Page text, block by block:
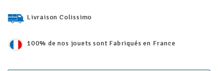
Livraison Colissimo
100% de nos jouets sont Fabriqués en France